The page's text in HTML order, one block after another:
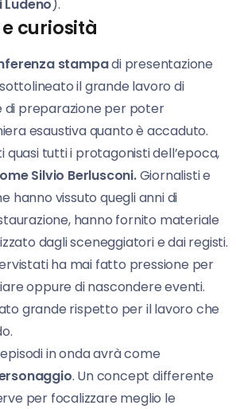
).
e curiosità
stampadi presentazione
il grande lavoro di
di preparazione per poter
esaustiva quanto è accaduto.
quasi tutti i protagonisti dell’epoca,
Silvio Berlusconi.Giornalisti e
hanno vissuto quegli anni di
hanno fornito materiale
dagli sceneggiatori e dai registi.
ha mai fatto pressione per
oppure di nascondere eventi.
grande rispetto per il lavoro che
in onda avrà come
. Un concept differente
per focalizzare meglio le